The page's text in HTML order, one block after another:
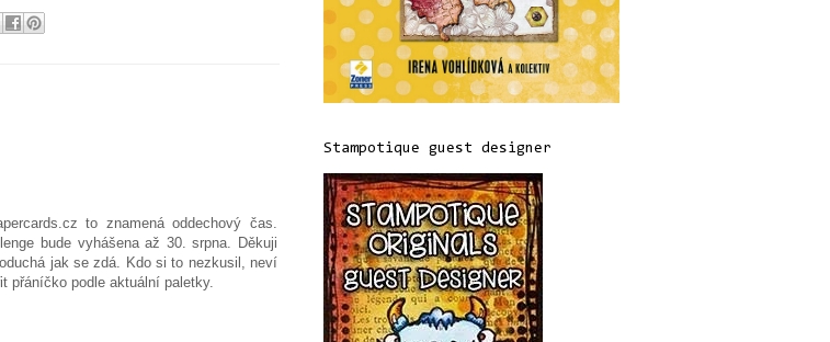
to znamená oddechový čas.
bude vyhášena až 30. srpna. Děkuji
jak se zdá. Kdo si to nezkusil, neví
přáníčko podle aktuální paletky.
Stampotique guest designer